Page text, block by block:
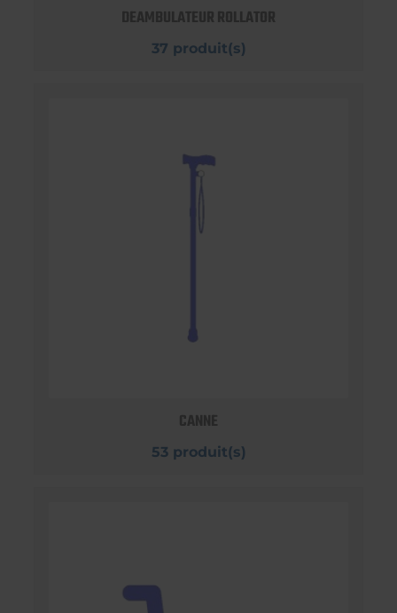
DEAMBULATEUR ROLLATOR
37 produit(s)
CANNE
53 produit(s)